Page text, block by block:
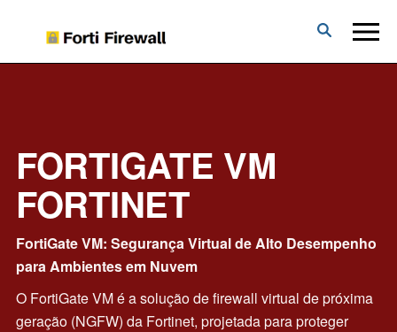
Forti
Firewall
FORTIGATE VM
FORTINET
FortiGate VM: Segurança Virtual de Alto Desempenho
para Ambientes em Nuvem
O FortiGate VM é a solução de firewall virtual de próxima
geração (NGFW) da Fortinet, projetada para proteger